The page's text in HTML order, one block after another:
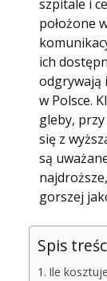
szpitale i
położone
ich
odgrywają
w Polsce.
gleby,
się z
są
gorszej
Spis
Ile